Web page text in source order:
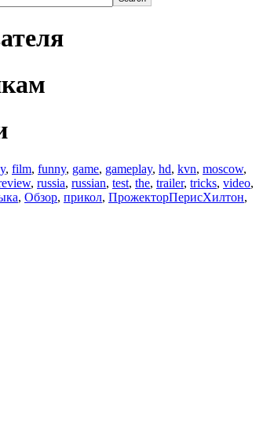
, film, funny, game, gameplay, hd, kvn, moscow,
, russia, russian, test, the, trailer, tricks, video,
, Обзор, прикол, ПрожекторПерисХилтон,